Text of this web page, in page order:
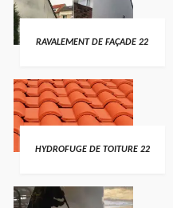
RAVALEMENT DE FAÇADE 22
HYDROFUGE DE TOITURE 22